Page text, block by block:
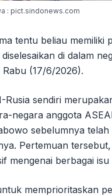
: pict.sindonews.com
tentu beliau memiliki
di dalam
(17/6/2026).
Rusia sendiri
negara anggota
sebelumnya
Pertemuan
mengenai berbagai
memprioritaskan